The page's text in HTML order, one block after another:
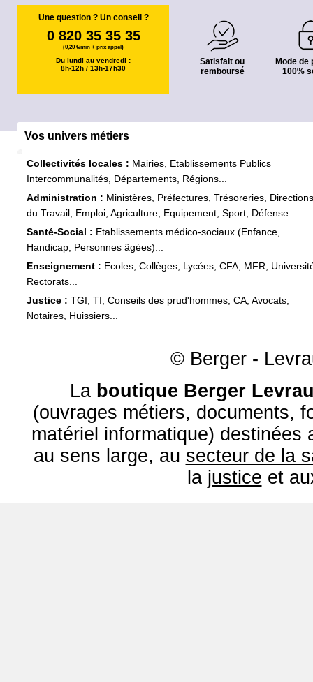
Une question ? Un conseil ?
0 820 35 35 35
(0,20 €/min + prix appel)
Du lundi au vendredi :
8h-12h / 13h-17h30
Satisfait ou
remboursé
Mode de
100%
Vos univers métiers
Collectivités locales : Mairies, Etablissements Publics
Intercommunalités, Départements, Régions...
Administration : Ministères, Préfectures, Trésoreries, Directions
du Travail, Emploi, Agriculture, Equipement, Sport, Défense...
Santé-Social : Etablissements médico-sociaux (Enfance,
Handicap, Personnes âgées)...
Enseignement : Ecoles, Collèges, Lycées, CFA, MFR,
Rectorats...
Justice : TGI, TI, Conseils des prud'hommes, CA, Avocats,
Notaires, Huissiers...
© Berger -
La boutique Berger
(ouvrages métiers, documents,
matériel informatique) destinées
au sens large, au secteur de la
la justice et